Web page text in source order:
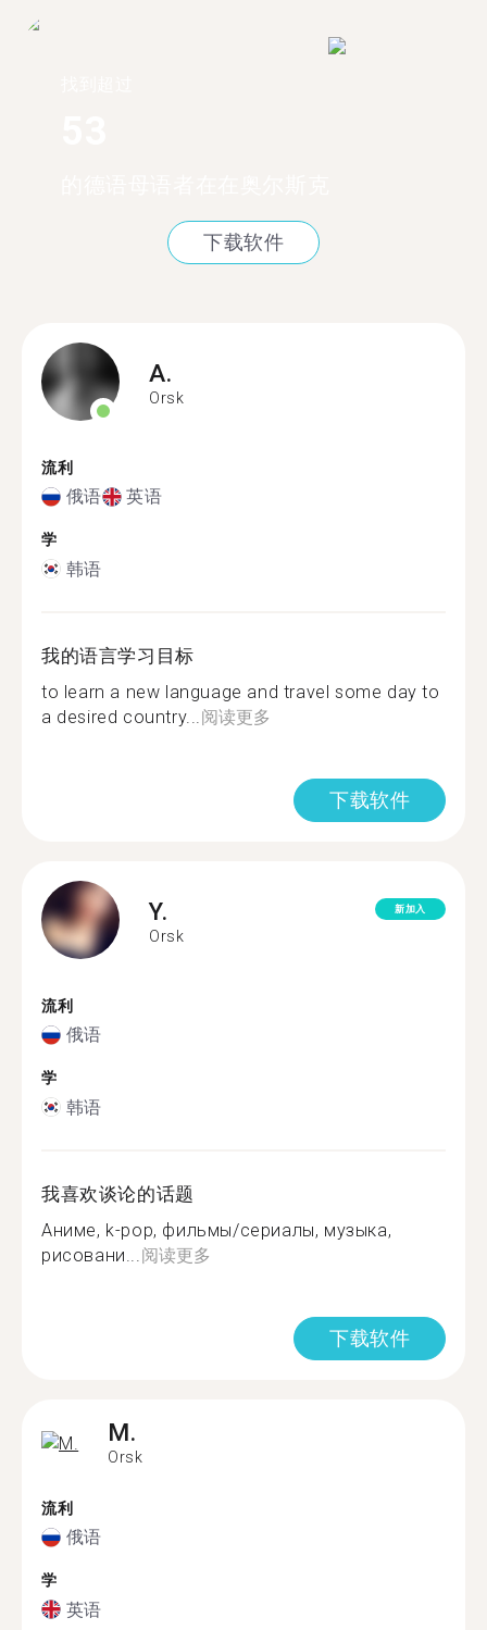
下载软件
A.
Orsk
流利
俄语 英语
学
韩语
我的语言学习目标
to learn a new language and travel some day to
a desired country... 阅读更多
下载软件
Y.
Orsk
新加入
流利
俄语
学
韩语
我喜欢谈论的话题
Аниме, k-pop, фильмы/сериалы, музыка,
рисовани... 阅读更多
下载软件
M.
Orsk
流利
俄语
学
英语